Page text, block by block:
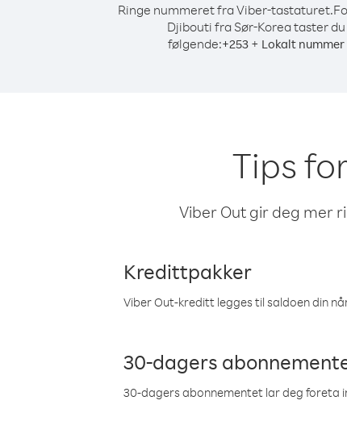
Ringe nummeret fra Viber-tastaturet.
Djibouti fra Sør-Korea taster du
følgende:+253+ Lokalt nummer
Tips
Viber Out gir deg mer
Kredittpakker
Viber Out-kreditt legges til saldoen din
30-dagers
30-dagers abonnementet lar deg foreta